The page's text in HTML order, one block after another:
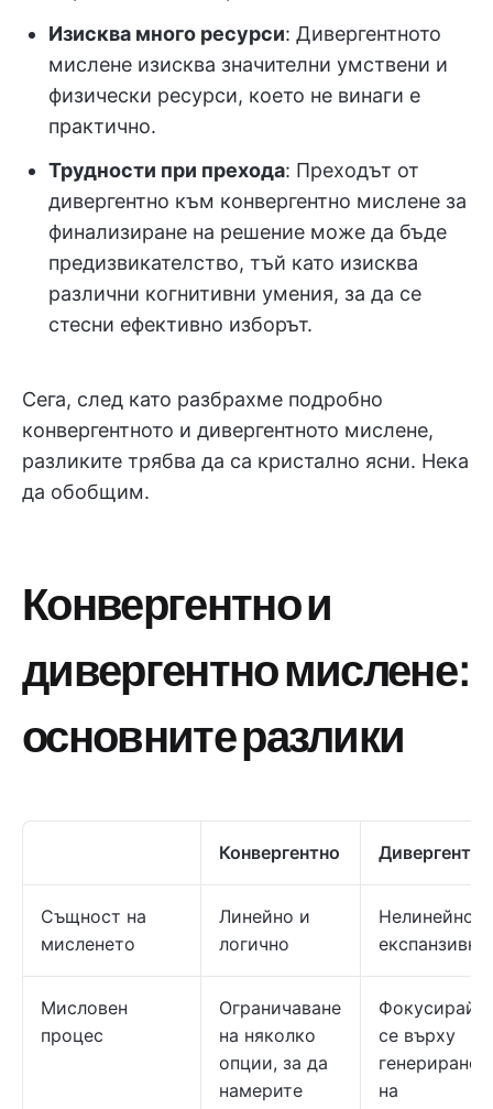
Изисква много ресурси: Дивергентното
мислене изисква значителни умствени и
физически ресурси, което не винаги е
практично.
Трудности при прехода: Преходът от
дивергентно към конвергентно мислене за
финализиране на решение може да бъде
предизвикателство, тъй като изисква
различни когнитивни умения, за да се
стесни ефективно изборът.
Сега, след като разбрахме подробно
конвергентното и дивергентното мислене,
разликите трябва да са кристално ясни. Нека
да обобщим.
Конвергентно и
дивергентно мислене:
основните разлики
Конвергентно Дивергентно
Същност на
мисленето
Линейно и
логично
Нелинейно и
експанзивно
Мисловен
процес
Ограничаване
на няколко
опции, за да
намерите
се върху
на